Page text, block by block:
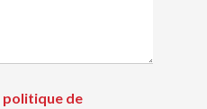
politique de